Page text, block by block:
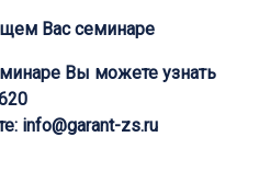
Вас семинаре
Вы можете узнать
info@garant-zs.ru